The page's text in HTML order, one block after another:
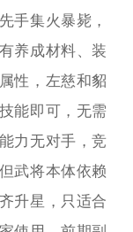
手集火暴毙，
养成材料、装
性，左慈和貂
能即可，无需
力无对手，竞
武将本体依赖
升星，只适合